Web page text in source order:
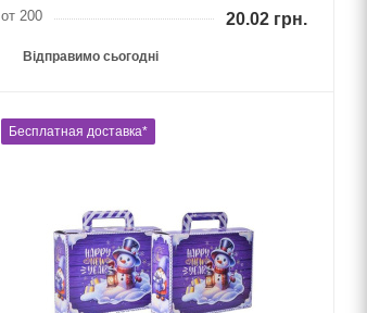
от 200 20.02грн.
Відправимо сьогодні
Бесплатная доставка*